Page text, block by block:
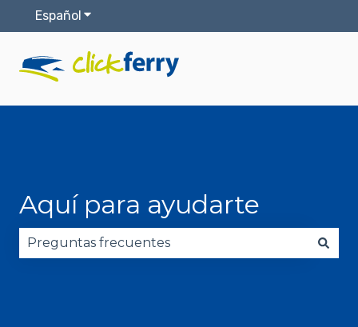
Español Traducciones de Mostrar submenú de
Aquí para ayudarte